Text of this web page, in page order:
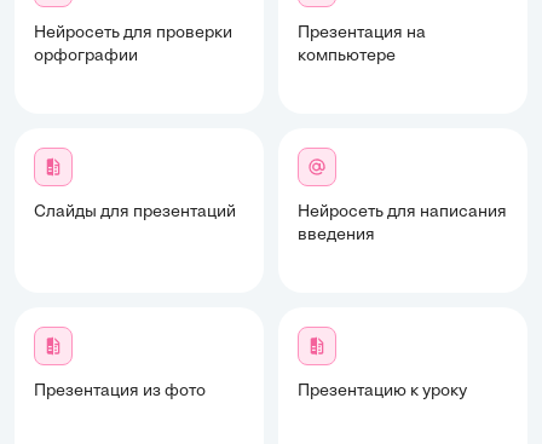
Нейросеть для проверки
орфографии
Презентация на
компьютере
Слайды для презентаций
Нейросеть для написания
введения
Презентация из фото Презентацию к уроку